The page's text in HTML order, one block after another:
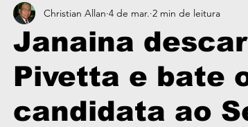
Janaina
Pivetta e bate
candidata ao
Christian Allan 4 de mar. 2 min de leitura